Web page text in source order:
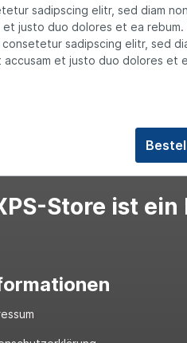
sadipscing elitr, sed diam
justo duo dolores et ea
sadipscing elitr, sed
et justo duo dolores et
Store ist